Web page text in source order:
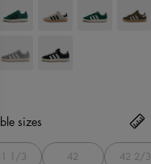
sizes
1/3 42 42 2/3